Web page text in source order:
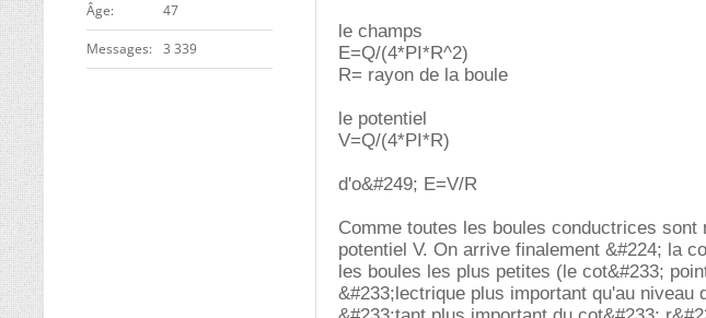
ge 47
Messages 3 339
le champs
E=Q/(4*PI*R^2)
R= rayon de la boule
le potentiel
V=Q/(4*PI*R)
d'o&#249; E=V/R
Comme toutes les boules conductrices
potentiel V. On arrive finalement &#224; la
les boules les plus petites (le cot&#233;
&#233;lectrique plus important qu'au